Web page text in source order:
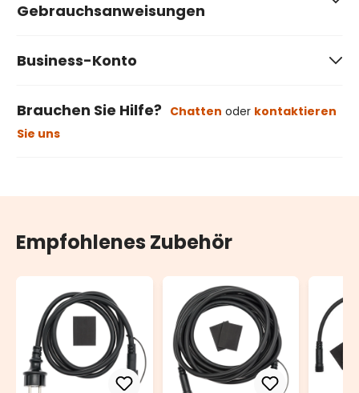
Gebrauchsanweisungen
Business-Konto
Brauchen Sie Hilfe? Chatten oder kontaktieren
Sie uns
Empfohlenes Zubehör